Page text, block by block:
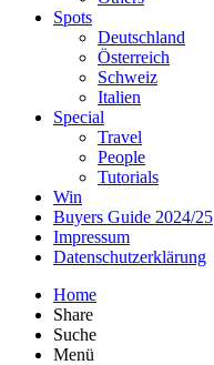
Spots
Deutschland
Österreich
Schweiz
Italien
Special
Travel
People
Tutorials
Win
Buyers Guide 2024/25
Impressum
Datenschutzerklärung
Home
Share
Suche
Menü